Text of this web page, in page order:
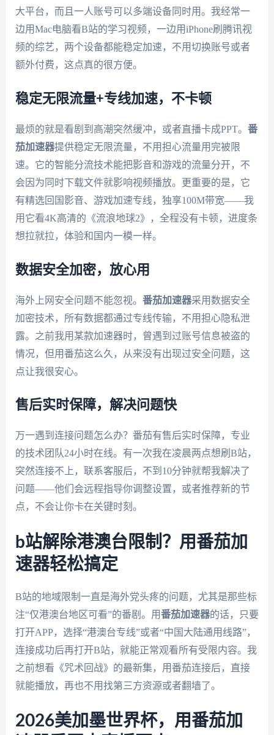
大平台，而且一人账号可以多端设备同时用。我经常一
边用Mac电脑看B站的学习视频，一边用iPhone刷腾讯视
频的综艺，两个设备都能稳定加速，不用切换账号或者
额外付费，这点真的很方便。
稳定无限流量+专线加速，不卡顿
最烦的就是看剧到高潮突然缓冲，或者直播卡成PPT。 番
茄加速器提供稳定无限流量，不用担心流量用完被限
速。它的智能分流技术能把影音和游戏的流量分开，不
会因为同时下载文件就影响视频播放。更重要的是，它
有精选回国影音、游戏加速专线，独享100M带宽——我
用它看4K高清的《流浪地球2》，全程没有卡顿，进度条
想拉就拉，体验和国内一模一样。
数据安全加密，放心用
海外上网安全问题不能忽视。 番茄加速器采用数据安全
加密技术，所有数据都通过专线传输，不用担心隐私泄
露。之前我用某款加速器时，曾遇到过账号信息被盗的
情况，但用番茄这么久，从来没有出现过安全问题，这
点让我很安心。
售后实时保障，解决问题快
万一遇到连接问题怎么办？番茄有售后实时保障，专业
的技术团队24小时在线。有一次我在凌晨两点想刷B站，
突然连接不上，联系客服后，不到10分钟就帮我解决了
问题——他们会远程指导你调整设置，或者推荐新的节
点，不会让你卡在关键时刻。
b站解除港澳台限制？用番茄加
速器轻松搞定
B站的地域限制一直是海外党头疼的问题，尤其是那些标
注“仅港澳台地区可看”的番剧。用番茄加速器的话，只要
打开APP，选择“港澳台专线”或者“中国大陆通用线路”，
连接成功后再打开B站，就能正常观看所有受限内容。我
之前想看《咒术回战》的最新集，用番茄连接后，直接
就能播放，再也不用找第三方资源或者翻墙了。
2026美加墨世界杯，用番茄加